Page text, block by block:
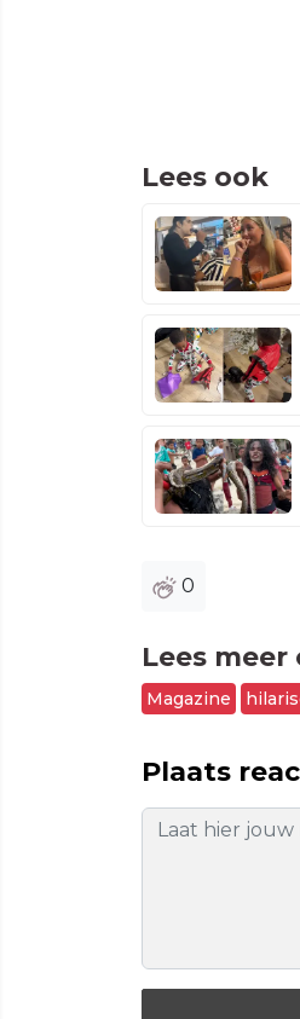
Lees ook
0
Lees meer
Magazine
Plaats